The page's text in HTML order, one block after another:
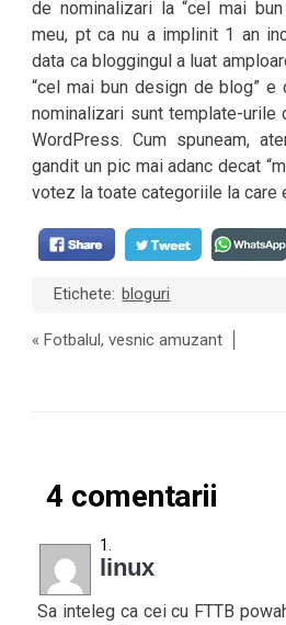
de nominalizari la “cel mai
meu, pt ca nu a implinit 1 an
data ca bloggingul a luat
“cel mai bun design de blog” e
nominalizari sunt template-urile
WordPress. Cum spuneam,
gandit un pic mai adanc decat
votez la toate categoriile la care
Etichete: bloguri
«Fotbalul, vesnic amuzant
4 comentarii
linux
Sa inteleg ca cei cu FTTB